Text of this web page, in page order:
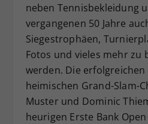
neben Tennisbekleidung
vergangenen 50 Jahre
Siegestrophäen,
Fotos und vieles mehr zu
werden. Die
heimischen Grand-Slam-
Muster und Dominic
heurigen Erste Bank